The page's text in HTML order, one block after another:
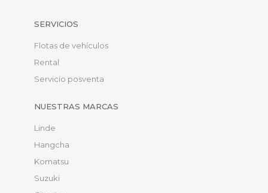
SERVICIOS
Flotas de vehículos
Rental
Servicio posventa
NUESTRAS MARCAS
Linde
Hangcha
Komatsu
Suzuki